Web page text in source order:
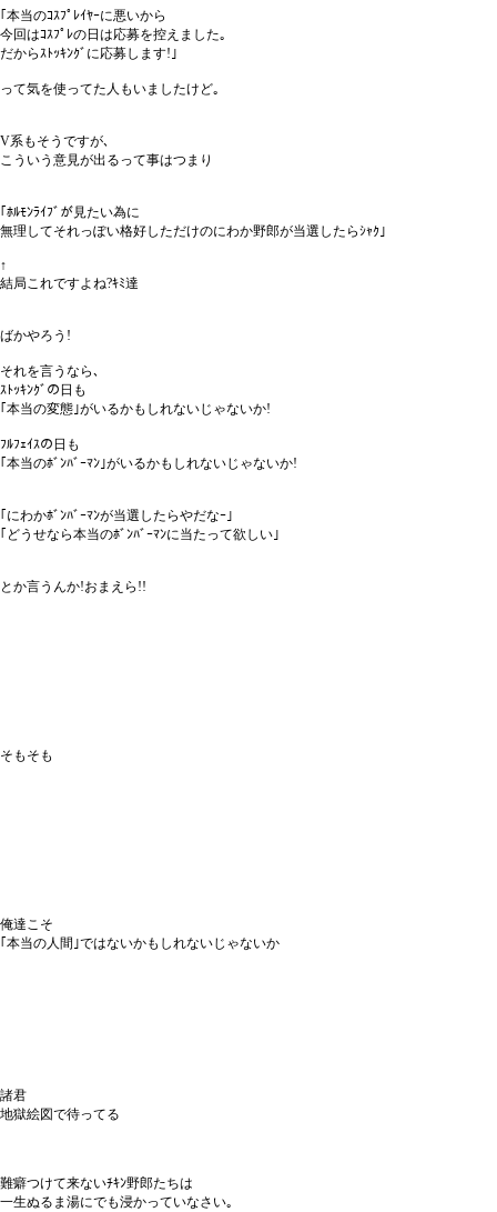
｢本当のｺｽﾌﾟﾚｲﾔｰに悪いから
今回はｺｽﾌﾟﾚの日は応募を控えました｡
だからｽﾄｯｷﾝｸﾞに応募します!｣
って気を使ってた人もいましたけど｡
V系もそうですが､
こういう意見が出るって事はつまり
｢ﾎﾙﾓﾝﾗｲﾌﾞが見たい為に
無理してそれっぽい格好しただけのにわか野郎が当選したらｼｬｸ｣
↑
結局これですよね?ｷﾐ達
ばかやろう!
それを言うなら､
ｽﾄｯｷﾝｸﾞの日も
｢本当の変態｣がいるかもしれないじゃないか!
ﾌﾙﾌｪｲｽの日も
｢本当のﾎﾞﾝﾊﾞｰﾏﾝ｣がいるかもしれないじゃないか!
｢にわかﾎﾞﾝﾊﾞｰﾏﾝが当選したらやだなｰ｣
｢どうせなら本当のﾎﾞﾝﾊﾞｰﾏﾝに当たって欲しい｣
とか言うんか!おまえら!!
そもそも
俺達こそ
｢本当の人間｣ではないかもしれないじゃないか
諸君
地獄絵図で待ってる
難癖つけて来ないﾁｷﾝ野郎たちは
一生ぬるま湯にでも浸かっていなさい｡